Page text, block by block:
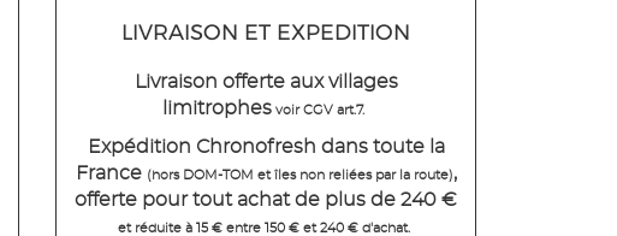
LIVRAISON ET EXPEDITION
Livraison offerte aux villages
limitrophes voir CGV art.7.
Expédition Chronofresh dans toute la
France (hors DOM-TOM et îles non reliées par la route),
offerte pour tout achat de plus de 240 €
et réduite à 15 € entre 150 € et 240 € d'achat.